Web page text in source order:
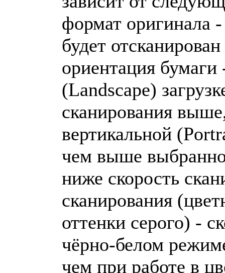
формат оригинала
будет
ориентация бумаги
(Landscape)
сканирования
вертикальной
чем выше
ниже скорость
сканирования
оттенки серого) -
чёрно-белом
чем при работе в